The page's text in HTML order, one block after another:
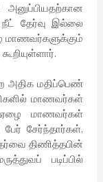
அனுப்பியதற்கான
தேர்வு இல்லை
மாணவர்களுக்கும்
அதிக மதிப்பெண்
மாணவர்கள்
ஏழை மாணவர்கள்
சேர்ந்தார்கள்.
திணித்தபின்
படிப்பில்